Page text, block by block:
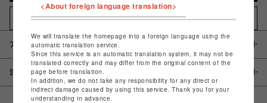
お気に入りアイテムに追加
アイテム説明 / 素材
注意事項
<About foreign language translation>
We will translate the homepage into a foreign language using the
automatic translation service.
Since this service is an automatic translation system, it may not be
translated correctly and may differ from the original content of the
page before translation.
In addition, we do not take any responsibility for any direct or
indirect damage caused by using this service. Thank you for your
understanding in advance.